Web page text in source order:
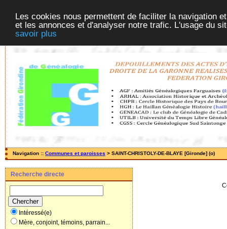
Les cookies nous permettent de faciliter la navigation
et les annonces et d'analyser notre trafic. L'usage du
savoir plus
Navigation :: Communes et paroisses > SAINT-CHRISTOLY-DE-BLAYE [Gironde] (o)
Recherche directe
Intéressé(e)
Mère, conjoint, témoins, parrain...